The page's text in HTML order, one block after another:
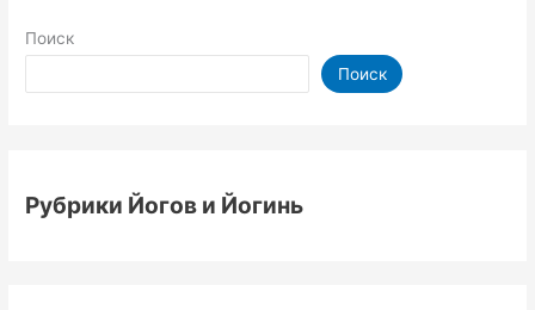
Поиск
Поиск
Рубрики Йогов и Йогинь